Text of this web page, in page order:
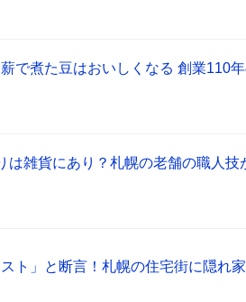
で煮た豆はおいしくなる 創業110
は雑貨にあり？札幌の老舗の職人技
ト」と断言！札幌の住宅街に隠れ